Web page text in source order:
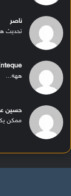
ناصر
تحديث
ههه...
حسين
ممكن